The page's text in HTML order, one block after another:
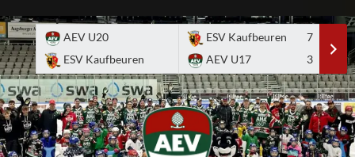
to
content
AEV U20
ESV Kaufbeuren
ESV Kaufbeuren
7
AEV U17
3